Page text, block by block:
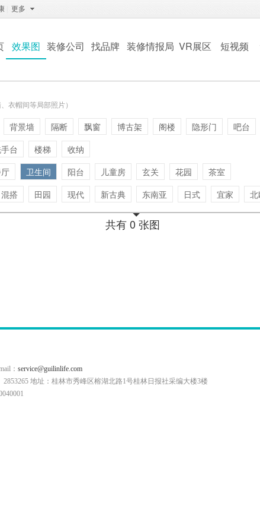
更多
效果图 装修公司 找品牌 装修情报局 VR展区 短视频
、衣帽间等局部照片）
背景墙 隔断 飘窗 博古架 阁楼 隐形门 吧台
台 楼梯 收纳
卫生间 阳台 儿童房 玄关 花园 茶室
混搭 田园 现代 新古典 东南亚 日式 宜家 北
共有 0 张图
： service@guilinlife.com
地址：桂林市秀峰区榕湖北路1号桂林日报社采编大楼3楼